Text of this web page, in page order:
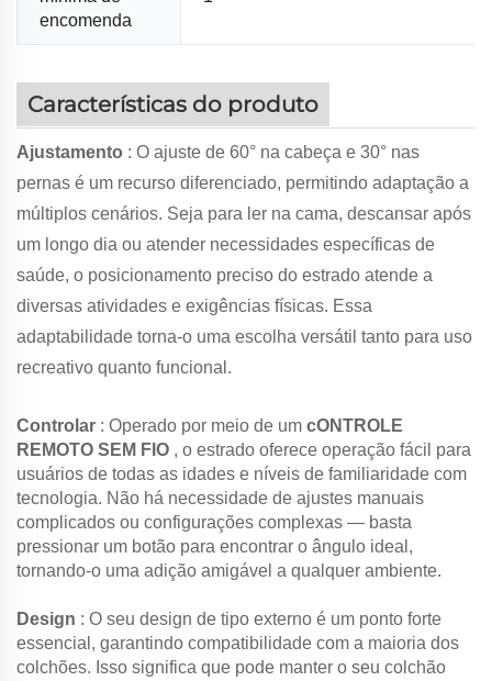
encomenda
Características do produto
Ajustamento : O ajuste de 60° na cabeça e 30° nas
pernas é um recurso diferenciado, permitindo adaptação a
múltiplos cenários. Seja para ler na cama, descansar após
um longo dia ou atender necessidades específicas de
saúde, o posicionamento preciso do estrado atende a
diversas atividades e exigências físicas. Essa
adaptabilidade torna-o uma escolha versátil tanto para uso
recreativo quanto funcional.
Controlar : Operado por meio de um cONTROLE
REMOTO SEM FIO , o estrado oferece operação fácil para
usuários de todas as idades e níveis de familiaridade com
tecnologia. Não há necessidade de ajustes manuais
complicados ou configurações complexas — basta
pressionar um botão para encontrar o ângulo ideal,
tornando-o uma adição amigável a qualquer ambiente.
Design : O seu design de tipo externo é um ponto forte
essencial, garantindo compatibilidade com a maioria dos
colchões. Isso significa que pode manter o seu colchão